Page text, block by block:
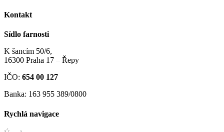
Kontakt
Sídlo farnosti
K šancím 50/6,
16300 Praha 17 – Řepy
IČO: 654 00 127
Banka: 163 955 389/0800
Rychlá navigace